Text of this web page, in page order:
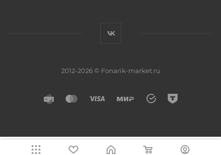
2012-2026 © Fonarik-market.ru